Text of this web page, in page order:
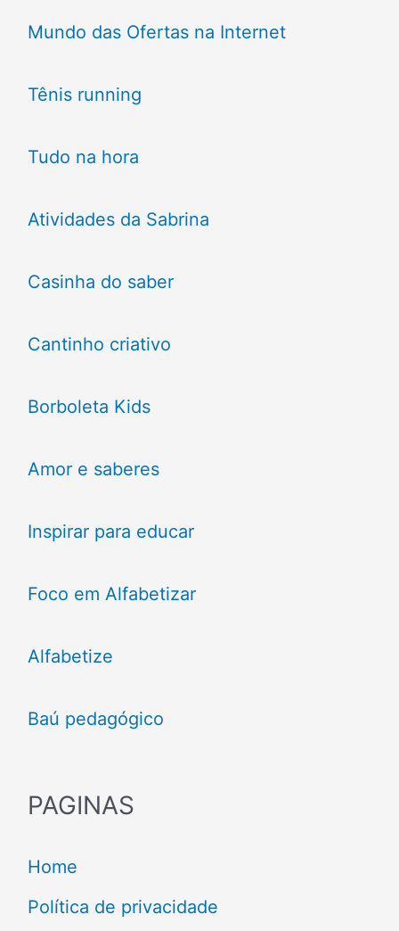
Mundo das Ofertas na Internet
Tênis running
Tudo na hora
Atividades da Sabrina
Casinha do saber
Cantinho criativo
Borboleta Kids
Amor e saberes
Inspirar para educar
Foco em Alfabetizar
Alfabetize
Baú pedagógico
PAGINAS
Home
Política de privacidade